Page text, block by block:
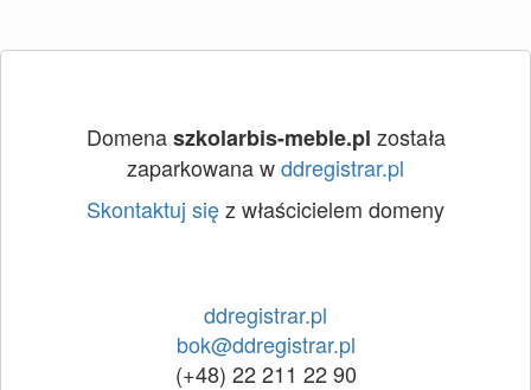
Domenaszkolarbis-meble.pl została
zaparkowana wddregistrar.pl
Skontaktuj sięz właścicielem domeny
ddregistrar.pl
bok@ddregistrar.pl
(+48) 22 211 22 90